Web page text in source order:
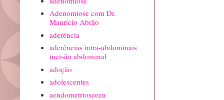
Adenomiose com Dr.
Maurício Abrão
aderência
aderências intra-abdominais
incisão abdominal
adoção
adolescentes
aendometrioseeeu